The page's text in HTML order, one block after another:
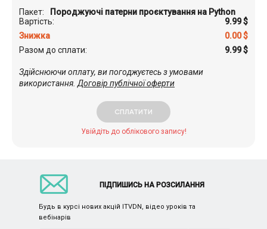
Пакет:
Породжуючі патерни проєктування на Python
Вартість:
9.99$
Знижка
0.00$
Разом до сплати:
9.99$
Здійснюючи оплату, ви погоджуєтесь з умовами
використання. Договір публічної оферти
СПЛАТИТИ
Увійдіть до облікового запису!
ПІДПИШИСЬ НА РОЗСИЛАННЯ
Будь в курсі нових акцій ITVDN, відео уроків та
вебінарів